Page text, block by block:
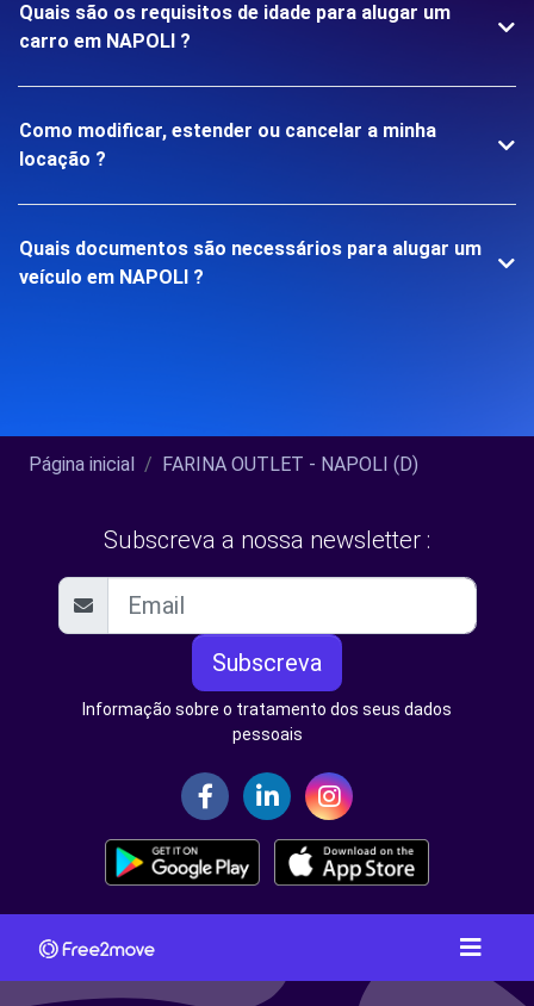
Quais são os requisitos de idade para alugar um
carro em NAPOLI ?
Como modificar, estender ou cancelar a minha
locação ?
Quais documentos são necessários para alugar um
veículo em NAPOLI ?
Página inicial FARINA OUTLET - NAPOLI (D)
Subscreva a nossa newsletter :
Subscreva
Informação sobre o tratamento dos seus dados
pessoais